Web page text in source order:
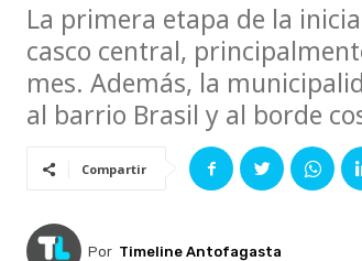
La primera etapa de la
casco central,
mes. Además, la
al barrio Brasil y al borde
Compartir
Por Timeline Antofagasta